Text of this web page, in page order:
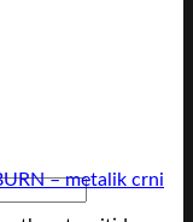
– metalik crni